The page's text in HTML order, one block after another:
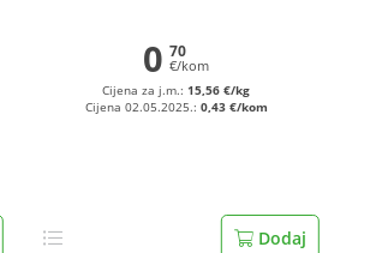
0 70
€/kom
Cijena za j.m.:15,56 €/kg
Cijena 02.05.2025.: 0,43 €/kom
Dodaj